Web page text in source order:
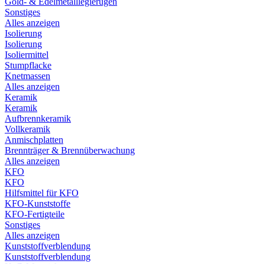
Sonstiges
Alles anzeigen
Isolierung
Isolierung
Isoliermittel
Stumpflacke
Knetmassen
Alles anzeigen
Keramik
Keramik
Aufbrennkeramik
Vollkeramik
Anmischplatten
Brennträger & Brennüberwachung
Alles anzeigen
KFO
KFO
Hilfsmittel für KFO
KFO-Kunststoffe
KFO-Fertigteile
Sonstiges
Alles anzeigen
Kunststoffverblendung
Kunststoffverblendung